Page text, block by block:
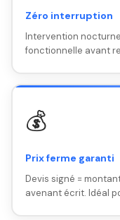
Zéro interruption
Intervention
fonctionnelle avant
💰
Prix ferme garanti
Devis signé =
avenant écrit. Idéal